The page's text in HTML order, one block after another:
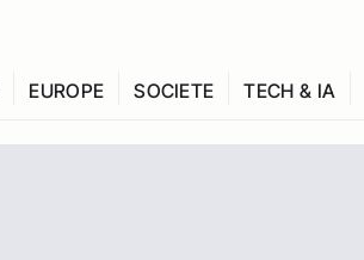
EUROPE SOCIETE TECH & IA